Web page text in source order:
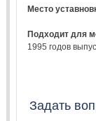
Место
Подходит для
1995 годов
Задать